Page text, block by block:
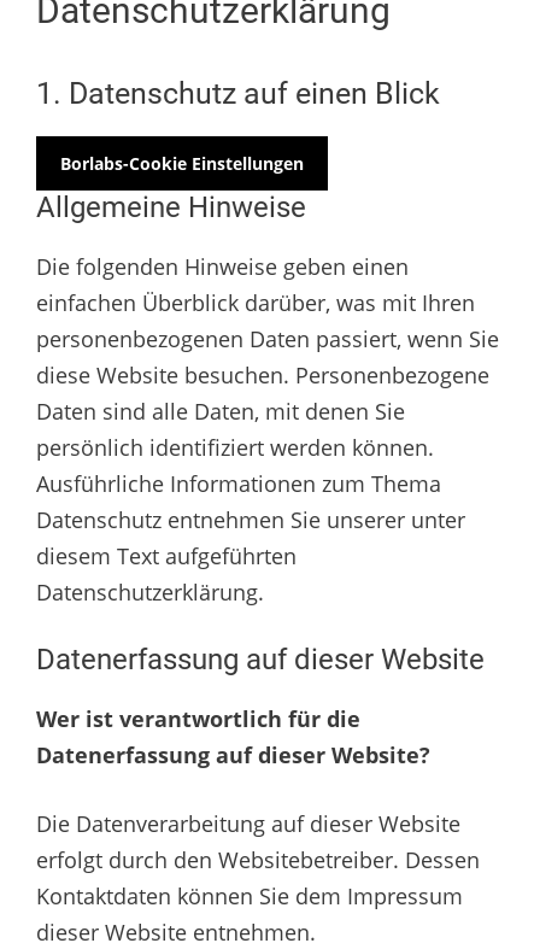
Datenschutzerklärung
1. Datenschutz auf einen Blick
Borlabs-Cookie Einstellungen
Allgemeine Hinweise
Die folgenden Hinweise geben einen
einfachen Überblick darüber, was mit Ihren
personenbezogenen Daten passiert, wenn Sie
diese Website besuchen. Personenbezogene
Daten sind alle Daten, mit denen Sie
persönlich identifiziert werden können.
Ausführliche Informationen zum Thema
Datenschutz entnehmen Sie unserer unter
diesem Text aufgeführten
Datenschutzerklärung.
Datenerfassung auf dieser Website
Wer ist verantwortlich für die
Datenerfassung auf dieser Website?
Die Datenverarbeitung auf dieser Website
erfolgt durch den Websitebetreiber. Dessen
Kontaktdaten können Sie dem Impressum
dieser Website entnehmen.